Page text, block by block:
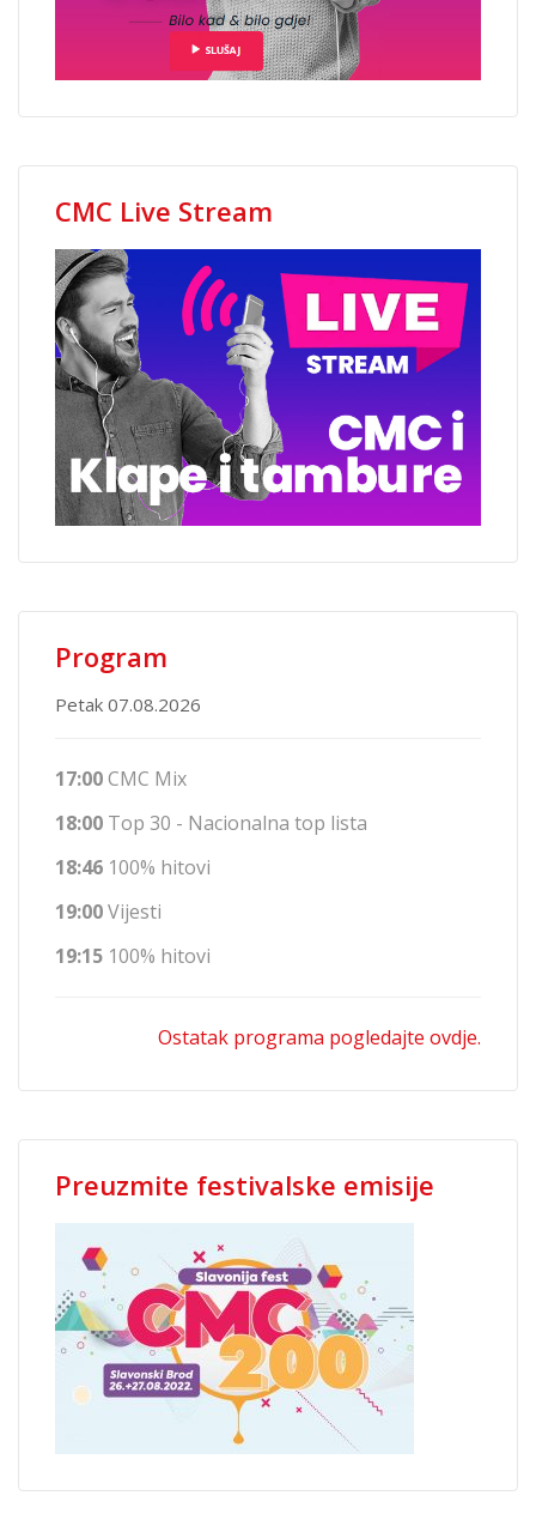
CMC Live Stream
Program
Petak 07.08.2026
17:00CMC Mix
18:00 Top 30 - Nacionalna top lista
18:46 100% hitovi
19:00Vijesti
19:15 100% hitovi
Ostatak programa pogledajte ovdje.
Preuzmite festivalske emisije